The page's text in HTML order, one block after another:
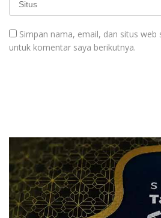
Simpan nama, email, dan situs web
untuk komentar saya berikutnya.